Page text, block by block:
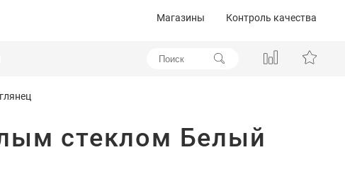
Магазины Контроль качества
стеклом Белый